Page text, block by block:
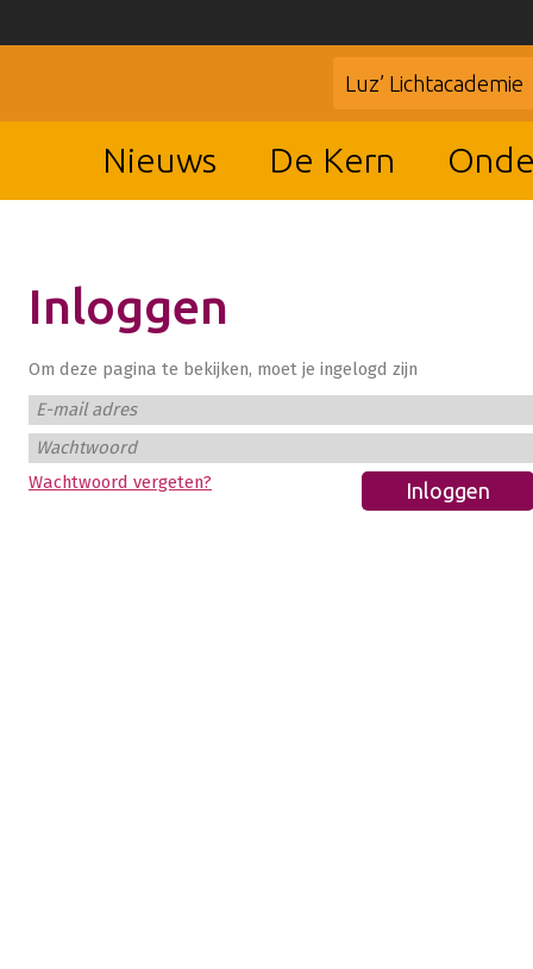
Luz’ Lichtacademie
Nieuws De Kern
Inloggen
Om deze pagina te bekijken, moet je ingelogd zijn
E-mail adres
Wachtwoord
Wachtwoord vergeten?